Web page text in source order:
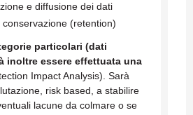
e diffusione dei dati
conservazione (retention)
particolari (dati
inoltre essere effettuata una
Impact Analysis). Sarà
risk based, a stabilire
lacune da colmare o se